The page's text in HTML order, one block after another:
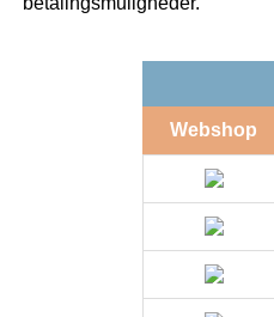
Webshop